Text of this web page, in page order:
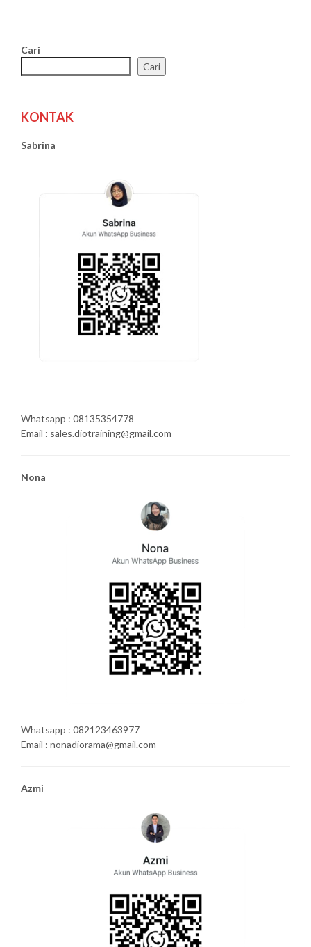
Cari
Cari
KONTAK
Sabrina
Whatsapp : 08135354778
Email : sales.diotraining@gmail.com
Nona
Whatsapp : 082123463977
Email : nonadiorama@gmail.com
Azmi